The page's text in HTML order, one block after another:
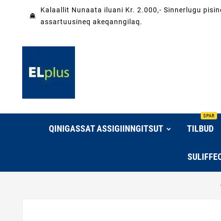
Kalaallit Nunaata iluani Kr. 2.000,- Sinnerlugu
assartuusineq akeqanngilaq.
QINIGASSAT ASSIGIINNGITSUT TILBUD
SPAR